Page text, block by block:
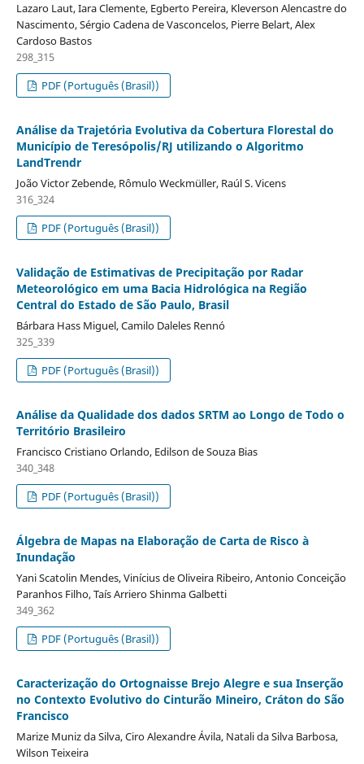
Lazaro Laut, Iara Clemente, Egberto Pereira, Kleverson Alencastre do
Nascimento, Sérgio Cadena de Vasconcelos, Pierre Belart, Alex
Cardoso Bastos
298_315
PDF (Português (Brasil))
Análise da Trajetória Evolutiva da Cobertura Florestal do
Município de Teresópolis/RJ utilizando o Algoritmo
LandTrendr
João Victor Zebende, Rômulo Weckmüller, Raúl S. Vicens
316_324
PDF (Português (Brasil))
Validação de Estimativas de Precipitação por Radar
Meteorológico em uma Bacia Hidrológica na Região
Central do Estado de São Paulo, Brasil
Bárbara Hass Miguel, Camilo Daleles Rennó
325_339
PDF (Português (Brasil))
Análise da Qualidade dos dados SRTM ao Longo de Todo o
Território Brasileiro
Francisco Cristiano Orlando, Edilson de Souza Bias
340_348
PDF (Português (Brasil))
Álgebra de Mapas na Elaboração de Carta de Risco à
Inundação
Yani Scatolin Mendes, Vinícius de Oliveira Ribeiro, Antonio Conceição
Paranhos Filho, Taís Arriero Shinma Galbetti
349_362
PDF (Português (Brasil))
Caracterização do Ortognaisse Brejo Alegre e sua Inserção
no Contexto Evolutivo do Cinturão Mineiro, Cráton do São
Francisco
Marize Muniz da Silva, Ciro Alexandre Ávila, Natali da Silva Barbosa,
Wilson Teixeira